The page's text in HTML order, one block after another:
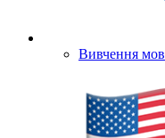
Вивчення мов